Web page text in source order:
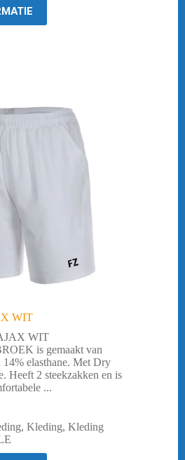
WIT
WIT
is gemaakt van
14% elasthane. Met Dry
Heeft 2 steekzakken en is
...
, Kleding, Kleding